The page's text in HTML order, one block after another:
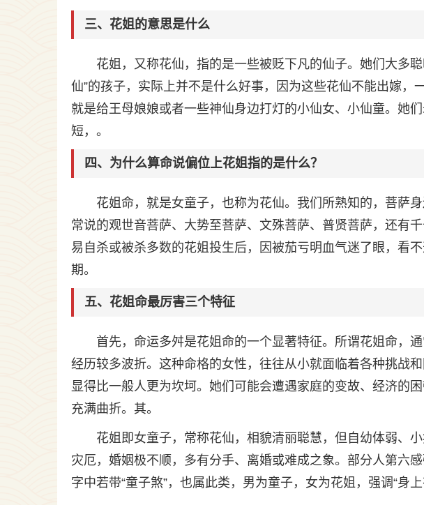
三、花姐的意思是什么
花姐，又称花仙，指的是一些被贬下凡的仙子。她们大多
仙”的孩子，实际上并不是什么好事，因为这些花仙不能出嫁，
就是给王母娘娘或者一些神仙身边打灯的小仙女、小仙童。她
短，。
四、为什么算命说偏位上花姐指的是什么？
花姐命，就是女童子，也称为花仙。我们所熟知的，菩萨
常说的观世音菩萨、大势至菩萨、文殊菩萨、普贤菩萨，还有
易自杀或被杀多数的花姐投生后，因被茄亏明血气迷了眼，看
期。
五、花姐命最厉害三个特征
首先，命运多舛是花姐命的一个显著特征。所谓花姐命，
经历较多波折。这种命格的女性，往往从小就面临着各种挑战
显得比一般人更为坎坷。她们可能会遭遇家庭的变故、经济的
充满曲折。其。
花姐即女童子，常称花仙，相貌清丽聪慧，但自幼体弱、
灾厄，婚姻极不顺，多有分手、离婚或难成之象。部分人第六
字中若带“童子煞”，也属此类，男为童子，女为花姐，强调“身